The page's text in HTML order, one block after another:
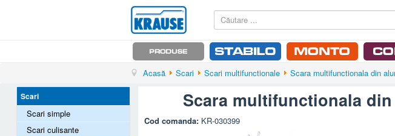
Acasă Scari Scari multifunctionale Scara multifunctionala din
Scari
Scari simple
Scari culisante
Scara multifunctionala
Cod comanda: KR-030399